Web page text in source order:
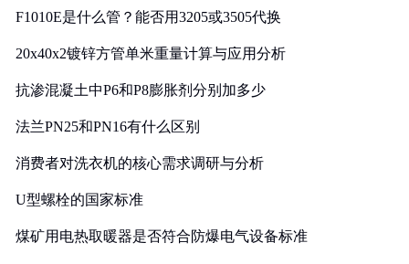
F1010E是什么管？能否用3205或3505代换
20x40x2镀锌方管单米重量计算与应用分析
抗渗混凝土中P6和P8膨胀剂分别加多少
法兰PN25和PN16有什么区别
消费者对洗衣机的核心需求调研与分析
U型螺栓的国家标准
煤矿用电热取暖器是否符合防爆电气设备标准